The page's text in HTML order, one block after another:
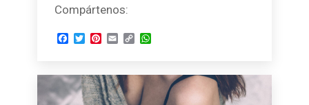
Compártenos:
Facebook
TwitterPinterest
EmailCopyWhatsApp